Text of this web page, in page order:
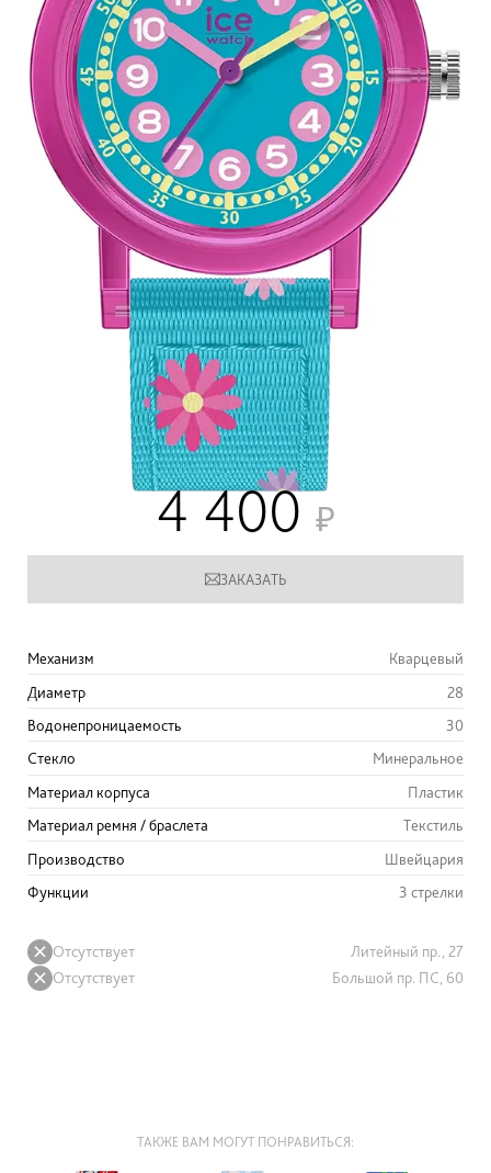
4 400
ЗАКАЗАТЬ
Механизм
Кварцевый
Диаметр
28
Водонепроницаемость
30
Стекло
Минеральное
Материал корпуса
Пластик
Материал ремня / браслета
Текстиль
Производство
Швейцария
Функции
3 стрелки
Отсутствует
Литейный пр., 27
Отсутствует
Большой пр. ПС, 60
ТАКЖЕ ВАМ МОГУТ ПОНРАВИТЬСЯ: